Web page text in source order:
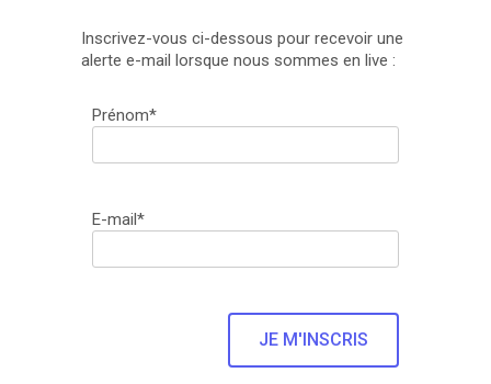
Inscrivez-vous ci-dessous pour recevoir une
alerte e-mail lorsque nous sommes en live :
Prénom*
E-mail*